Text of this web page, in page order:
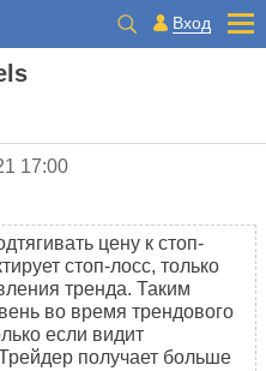
Вход
17:00
цену к стоп-
стоп-лосс, только
тренда. Таким
во время трендового
если видит
получает больше